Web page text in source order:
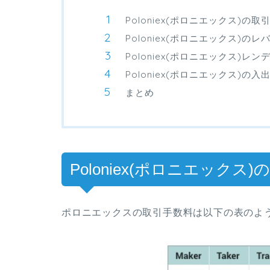
Poloniex(ポロニエックス)の取
Poloniex(ポロニエックス)のレ
Poloniex(ポロニエックス)レン
Poloniex(ポロニエックス)の入
まとめ
Poloniex(ポロニエックス)
ポロニエックスの取引手数料は以下の表のよ